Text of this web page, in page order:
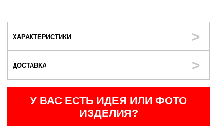
ХАРАКТЕРИСТИКИ
ДОСТАВКА
У ВАС ЕСТЬ ИДЕЯ ИЛИ ФОТО
ИЗДЕЛИЯ?